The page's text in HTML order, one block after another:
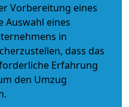
Vorbereitung eines
Auswahl eines
in
dass das
Erfahrung
den Umzug